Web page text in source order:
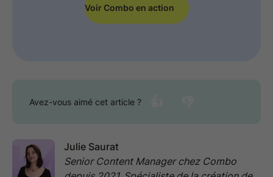
Voir Combo en action
Avez-vous aimé cet article ?
Julie Saurat
Senior Content Manager chez Combo